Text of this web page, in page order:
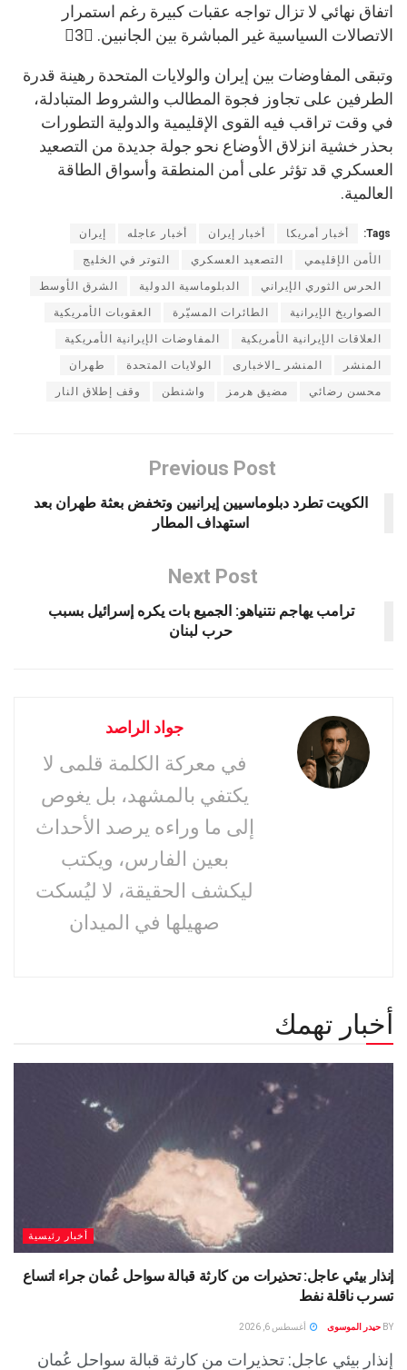
اتفاق نهائي لا تزال تواجه عقبات كبيرة رغم استمرار
الاتصالات السياسية غير المباشرة بين الجانبين. 3
وتبقى المفاوضات بين إيران والولايات المتحدة رهينة قدرة
الطرفين على تجاوز فجوة المطالب والشروط المتبادلة،
في وقت تراقب فيه القوى الإقليمية والدولية التطورات
بحذر خشية انزلاق الأوضاع نحو جولة جديدة من التصعيد
العسكري قد تؤثر على أمن المنطقة وأسواق الطاقة
العالمية.
Tags: أخبار أمريكا أخبار إيران أخبار عاجله إيران
الأمن الإقليمي التصعيد العسكري التوتر في الخليج
الحرس الثوري الإيراني الدبلوماسية الدولية الشرق الأوسط
الصواريخ الإيرانية الطائرات المسيّرة العقوبات الأمريكية
العلاقات الإيرانية الأمريكية المفاوضات الإيرانية الأمريكية
المنشر المنشر _الاخبارى الولايات المتحدة طهران
محسن رضائي مضيق هرمز واشنطن وقف إطلاق النار
Previous Post
الكويت تطرد دبلوماسيين إيرانيين وتخفض بعثة طهران بعد
استهداف المطار
Next Post
ترامب يهاجم نتنياهو: الجميع بات يكره إسرائيل بسبب
حرب لبنان
جواد الراصد
في معركة الكلمة قلمى لا
يكتفي بالمشهد، بل يغوص
إلى ما وراءه يرصد الأحداث
بعين الفارس، ويكتب
ليكشف الحقيقة، لا ليُسكت
صهيلها في الميدان
أخبار تهمك
أخبار رئيسية
إنذار بيئي عاجل: تحذيرات من كارثة قبالة سواحل عُمان جراء اتساع
تسرب ناقلة نفط
BY حيدر الموسوى أغسطس 6, 2026
إنذار بيئي عاجل: تحذيرات من كارثة قبالة سواحل عُمان